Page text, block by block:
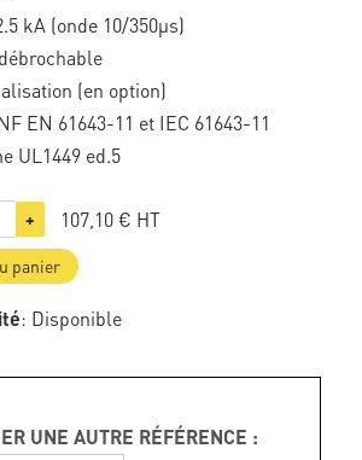
kA (onde 10/350µs)
(en option)
EN 61643-11 et IEC 61643-11
UL1449 ed.5
+ 107,10 € HT
panier
: Disponible
UNE AUTRE RÉFÉRENCE :